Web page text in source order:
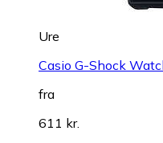
Ure
Casio G-Shock
fra
611 kr.